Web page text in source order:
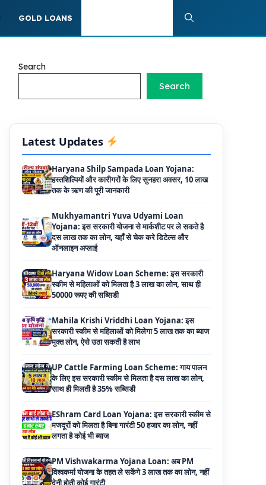
GOLD LOANS
Search
Search
Latest Updates
Labour House Construction Loan
साथी ले सकते है दो लाख का लोन, 8 साल नहीं देना होता
Matrushakti Udyamita Yojana Loan:
मातृशक्ति उद्यमिता योजना के तहत मिलेगा 5 लाख तक का
Haryana Shilp Sampada Loan Yojana:
तक के ऋण की पूरी जानकारी
Mukhyamantri Yuva Udyami Loan
Yojana: इस सरकारी योजना से मार्कशीट पर ले सकते है
दस लाख तक का लोन, यहाँ से चेक करे डिटेल्स और
Haryana Widow Loan Scheme: इस सरकारी
स्कीम से महिलाओं को मिलता है 3 लाख का लोन, साथ ही
50000 रूपए की सब्सिडी
Mahila Krishi Vriddhi Loan Yojana: इस
सरकारी स्कीम से महिलाओं को मिलेगा 5 लाख तक का ब्याज
मुक्त लोन, ऐसे उठा सकती है लाभ
UP Cattle Farming Loan Scheme: गाय पालन
के लिए इस सरकारी स्कीम से मिलता है दस लाख का लोन,
साथ ही मिलती है 35% सब्सिडी
EShram Card Loan Yojana: इस सरकारी स्कीम से
मजदूरों को मिलता है बिना गारंटी 50 हजार का लोन, नहीं
लगता है कोई भी ब्याज
PM Vishwakarma Yojana Loan: अब PM
विश्वकर्मा योजना के तहत ले सकेंगे 3 लाख तक का लोन, नहीं
देनी होती कोई गारंटी
National Livestock Mission Loan: पशुपालन
बिजनेस के लिए सरकार देगी आधा पैसा, इस सरकारी योजना
ने मचाया तहलका